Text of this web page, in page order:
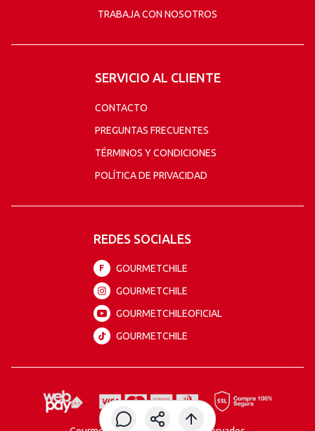
TRABAJA CON NOSOTROS
SERVICIO AL CLIENTE
CONTACTO
PREGUNTAS FRECUENTES
TÉRMINOS Y CONDICIONES
POLÍTICA DE PRIVACIDAD
REDES SOCIALES
F
GOURMETCHILE
GOURMETCHILE
GOURMETCHILEOFICIAL
GOURMETCHILE